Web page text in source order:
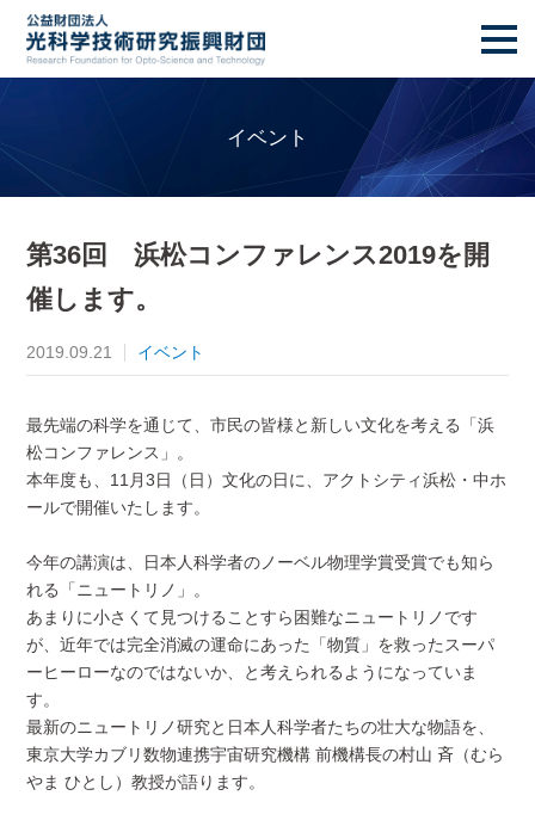
お問合せ
イベント
第36回 浜松コンファレンス2019を開
催します。
2019.09.21 イベント
最先端の科学を通じて、市民の皆様と新しい文化を考える「浜
松コンファレンス」。
本年度も、11月3日（日）文化の日に、アクトシティ浜松・中ホ
ールで開催いたします。
今年の講演は、日本人科学者のノーベル物理学賞受賞でも知ら
れる「ニュートリノ」。
あまりに小さくて見つけることすら困難なニュートリノです
が、近年では完全消滅の運命にあった「物質」を救ったスーパ
ーヒーローなのではないか、と考えられるようになっていま
す。
最新のニュートリノ研究と日本人科学者たちの壮大な物語を、
東京大学カブリ数物連携宇宙研究機構 前機構長の村山 斉（むら
やま ひとし）教授が語ります。